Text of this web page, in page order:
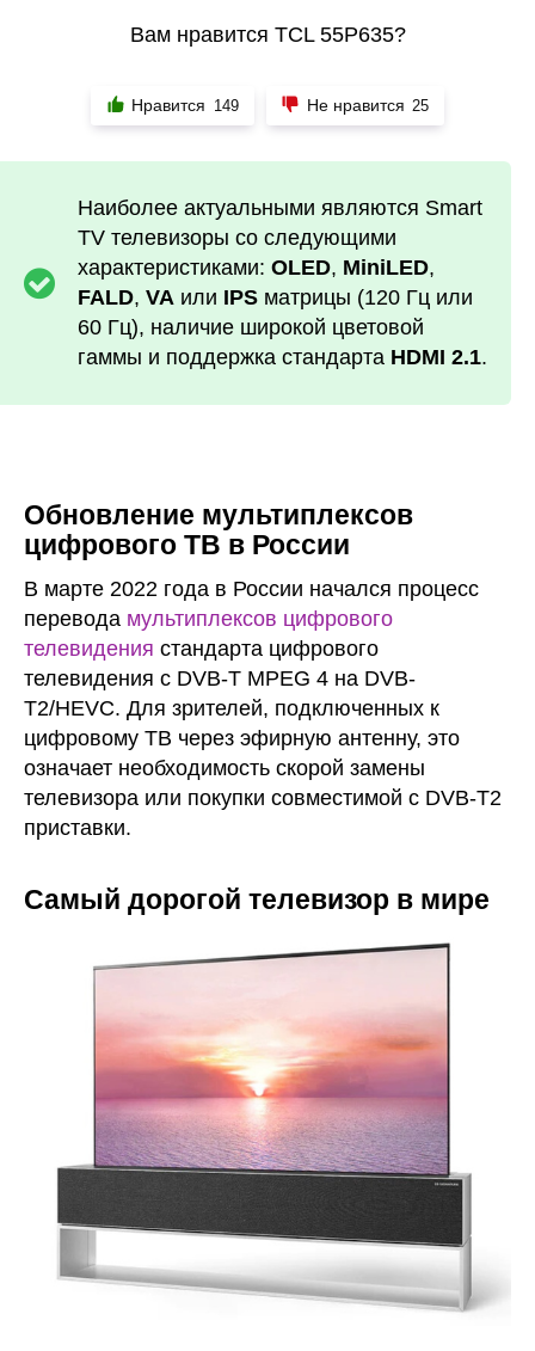
Вам нравится TCL 55P635?
Нравится 149 Не нравится 25
Наиболее актуальными являются Smart
TV телевизоры со следующими
характеристиками: OLED, MiniLED,
FALD, VA или IPS матрицы (120 Гц или
60 Гц), наличие широкой цветовой
гаммы и поддержка стандарта HDMI 2.1.
Обновление мультиплексов
цифрового ТВ в России
В марте 2022 года в России начался процесс
перевода мультиплексов цифрового
телевидения стандарта цифрового
телевидения с DVB-T MPEG 4 на DVB-
T2/HEVC. Для зрителей, подключенных к
цифровому ТВ через эфирную антенну, это
означает необходимость скорой замены
телевизора или покупки совместимой с DVB-T2
приставки.
Самый дорогой телевизор в мире